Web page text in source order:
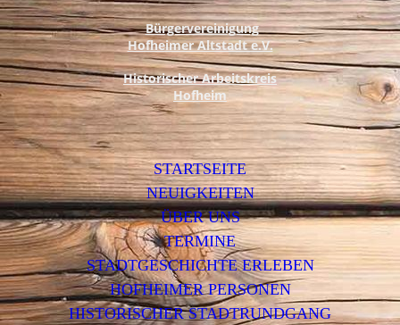
Bürgervereinigung
Hofheimer Altstadt e.V.
Historischer Arbeitskreis
Hofheim
STARTSEITE
NEUIGKEITEN
ÜBER UNS
TERMINE
STADTGESCHICHTE ERLEBEN
HOFHEIMER PERSONEN
HISTORISCHER STADTRUNDGANG